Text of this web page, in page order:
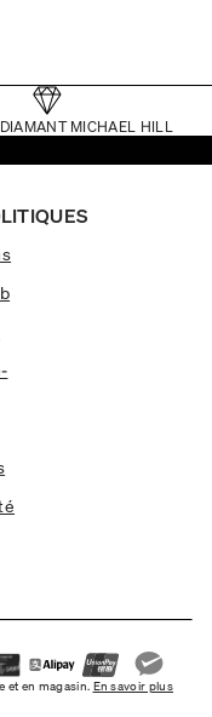
MICHAEL HILL
et en magasin. En savoir plus